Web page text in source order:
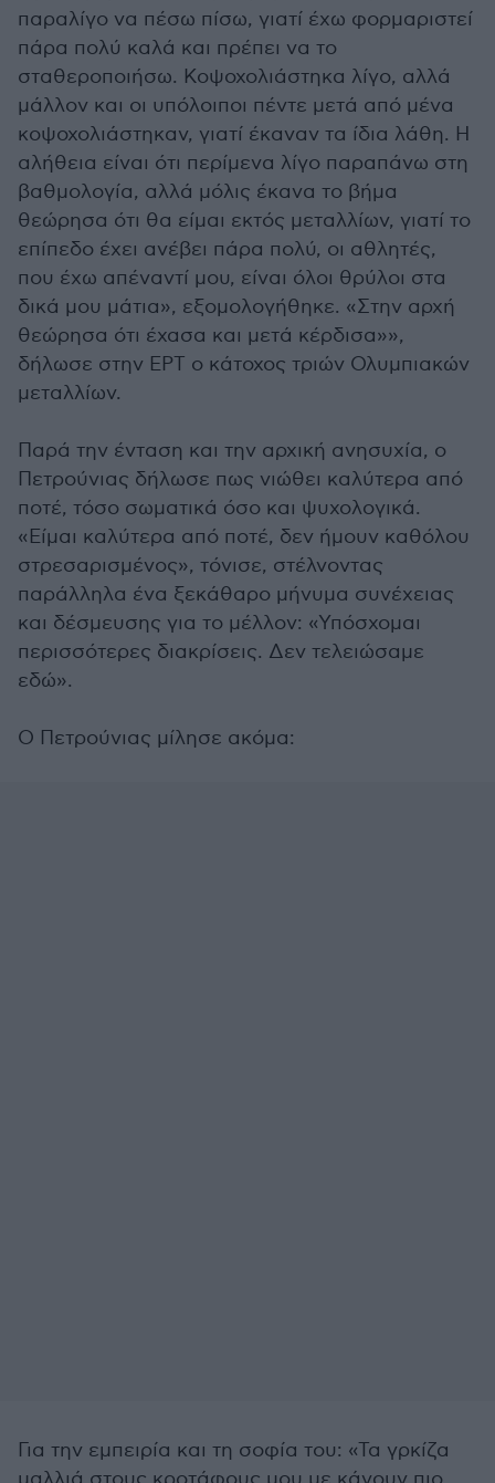
παραλίγο να πέσω πίσω, γιατί έχω φορμαριστεί
πάρα πολύ καλά και πρέπει να το
σταθεροποιήσω. Κοψοχολιάστηκα λίγο, αλλά
μάλλον και οι υπόλοιποι πέντε μετά από μένα
κοψοχολιάστηκαν, γιατί έκαναν τα ίδια λάθη. Η
αλήθεια είναι ότι περίμενα λίγο παραπάνω στη
βαθμολογία, αλλά μόλις έκανα το βήμα
θεώρησα ότι θα είμαι εκτός μεταλλίων, γιατί το
επίπεδο έχει ανέβει πάρα πολύ, οι αθλητές,
που έχω απέναντί μου, είναι όλοι θρύλοι στα
δικά μου μάτια», εξομολογήθηκε. «Στην αρχή
θεώρησα ότι έχασα και μετά κέρδισα»»,
δήλωσε στην ΕΡΤ ο κάτοχος τριών Ολυμπιακών
μεταλλίων.
Παρά την ένταση και την αρχική ανησυχία, ο
Πετρούνιας δήλωσε πως νιώθει καλύτερα από
ποτέ, τόσο σωματικά όσο και ψυχολογικά.
«Είμαι καλύτερα από ποτέ, δεν ήμουν καθόλου
στρεσαρισμένος», τόνισε, στέλνοντας
παράλληλα ένα ξεκάθαρο μήνυμα συνέχειας
και δέσμευσης για το μέλλον: «Υπόσχομαι
περισσότερες διακρίσεις. Δεν τελειώσαμε
εδώ».
Ο Πετρούνιας μίλησε ακόμα:
Για την εμπειρία και τη σοφία του: «Τα γρκίζα